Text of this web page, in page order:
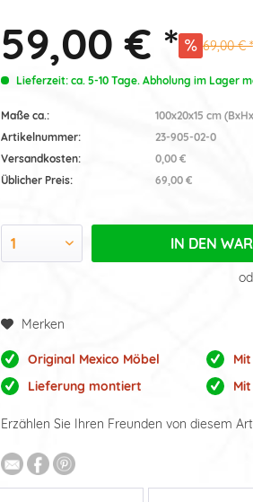
59,00 € * 69,00 € *
Lieferzeit: ca. 5-10 Tage. Abholung im Lager
Maße ca.:
100x20x15 cm
Artikelnummer:
23-905-02-0
Versandkosten:
0,00 €
Üblicher Preis:
69,00 €
IN DEN
Merken
Original Mexico Möbel
Lieferung montiert
Erzählen Sie Ihren Freunden von diesem